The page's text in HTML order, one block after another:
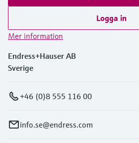
Logga in
Mer information
Endress+Hauser AB
Sverige
+46 (0)8 555 116 00
info.se@endress.com